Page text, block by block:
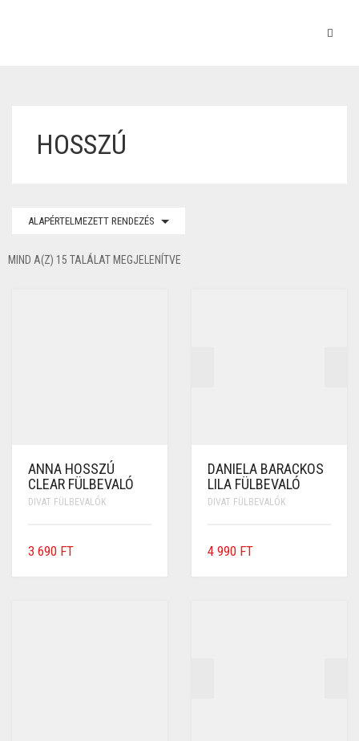
HOSSZÚ
ALAPÉRTELMEZETT RENDEZÉS
MIND A(Z) 15 TALÁLAT MEGJELENÍTVE
ANNA HOSSZÚ
CLEAR FÜLBEVALÓ
DIVAT FÜLBEVALÓK
3 690 FT
DANIELA BARACKOS
LILA FÜLBEVALÓ
DIVAT FÜLBEVALÓK
4 990 FT